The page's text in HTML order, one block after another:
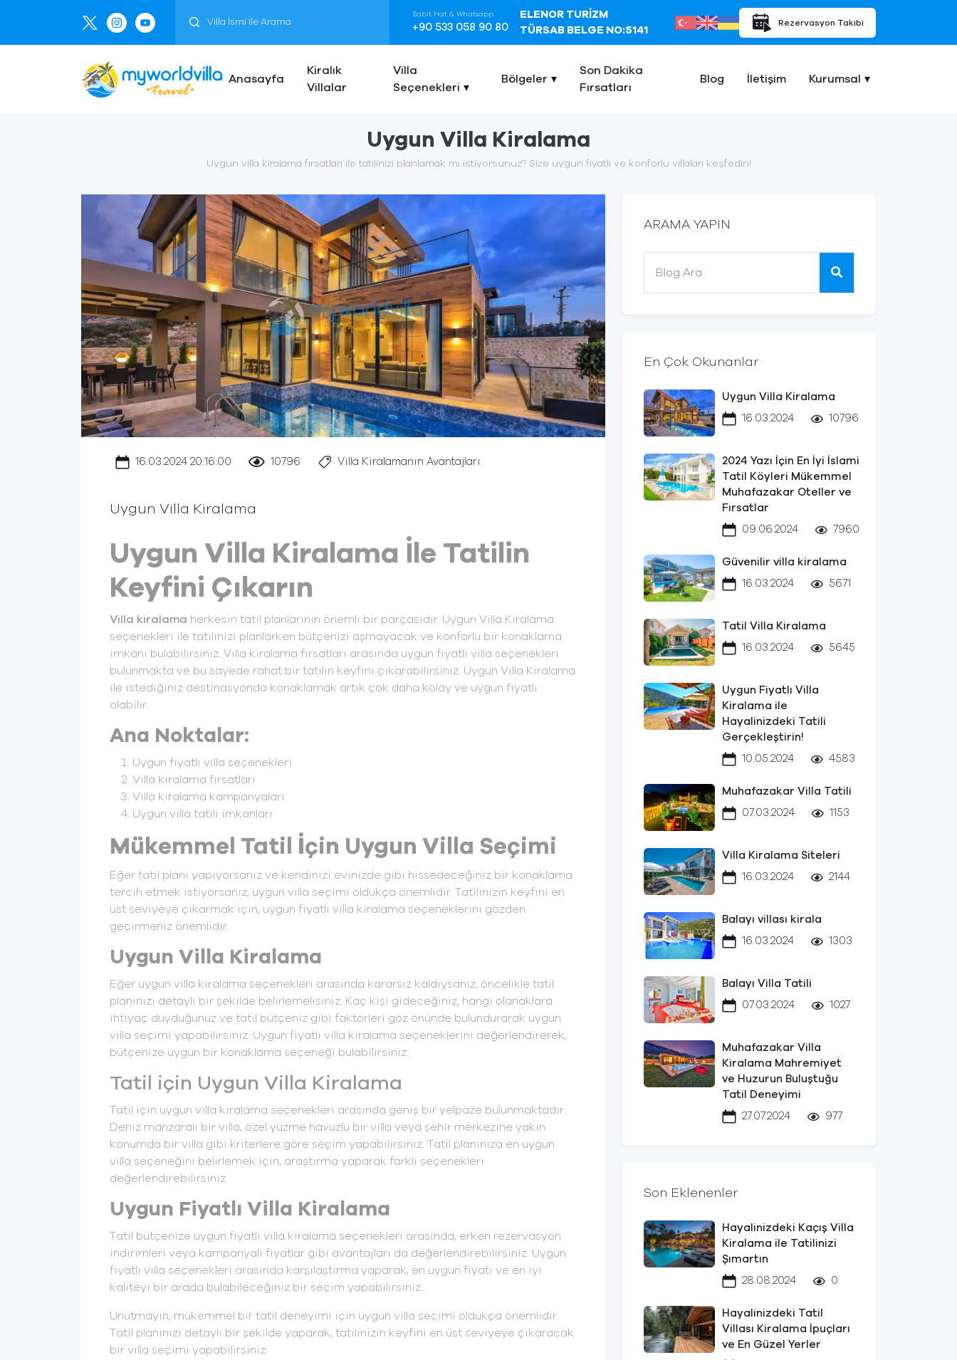
Sabit Hat & Whatsapp
+90 533 058 90 80
ELENOR TURİZM
TÜRSAB BELGE NO:5141
Rezervasyon Takibi
Anasayfa
Kiralık
Villalar
Villa
Seçenekleri
Bölgeler
Son Dakika
Fırsatları
Blog İletişim Kurumsal
Uygun Villa Kiralama
Uygun villa kiralama fırsatları ile tatilinizi planlamak mı istiyorsunuz? Size uygun fiyatlı ve konforlu villaları keşfedin!
16.03.2024 20:16:00 10796 Villa Kiralamanın Avantajları
Uygun Villa Kiralama
Uygun Villa Kiralama İle Tatilin
Keyfini Çıkarın
Villa kiralama herkesin tatil planlarının önemli bir parçasıdır. Uygun Villa Kiralama
seçenekleri ile tatilinizi planlarken bütçenizi aşmayacak ve konforlu bir konaklama
imkanı bulabilirsiniz. Villa kiralama fırsatları arasında uygun fiyatlı villa seçenekleri
bulunmakta ve bu sayede rahat bir tatilin keyfini çıkarabilirsiniz. Uygun Villa Kiralama
ile istediğiniz destinasyonda konaklamak artık çok daha kolay ve uygun fiyatlı
olabilir.
Ana Noktalar:
Uygun fiyatlı villa seçenekleri
Villa kiralama fırsatları
Villa kiralama kampanyaları
Uygun villa tatili imkanları
Mükemmel Tatil İçin Uygun Villa Seçimi
Eğer tatil planı yapıyorsanız ve kendinizi evinizde gibi hissedeceğiniz bir konaklama
tercih etmek istiyorsanız, uygun villa seçimi oldukça önemlidir. Tatilinizin keyfini en
üst seviyeye çıkarmak için, uygun fiyatlı villa kiralama seçeneklerini gözden
geçirmeniz önemlidir.
Uygun Villa Kiralama
Eğer uygun villa kiralama seçenekleri arasında kararsız kaldıysanız, öncelikle tatil
planınızı detaylı bir şekilde belirlemelisiniz. Kaç kişi gideceğiniz, hangi olanaklara
ihtiyaç duyduğunuz ve tatil bütçeniz gibi faktörleri göz önünde bulundurarak uygun
villa seçimi yapabilirsiniz. Uygun fiyatlı villa kiralama seçeneklerini değerlendirerek,
bütçenize uygun bir konaklama seçeneği bulabilirsiniz.
Tatil için Uygun Villa Kiralama
Tatil için uygun villa kiralama seçenekleri arasında geniş bir yelpaze bulunmaktadır.
Deniz manzaralı bir villa, özel yüzme havuzlu bir villa veya şehir merkezine yakın
konumda bir villa gibi kriterlere göre seçim yapabilirsiniz. Tatil planınıza en uygun
villa seçeneğini belirlemek için, araştırma yaparak farklı seçenekleri
değerlendirebilirsiniz.
Uygun Fiyatlı Villa Kiralama
Tatil bütçenize uygun fiyatlı villa kiralama seçenekleri arasında, erken rezervasyon
indirimleri veya kampanyalı fiyatlar gibi avantajları da değerlendirebilirsiniz. Uygun
fiyatlı villa seçenekleri arasında karşılaştırma yaparak, en uygun fiyatı ve en iyi
kaliteyi bir arada bulabileceğiniz bir seçim yapabilirsiniz.
Unutmayın, mükemmel bir tatil deneyimi için uygun villa seçimi oldukça önemlidir.
Tatil planınızı detaylı bir şekilde yaparak, tatilinizin keyfini en üst seviyeye çıkaracak
bir villa seçimi yapabilirsiniz.
ARAMA YAPIN
En Çok Okunanlar
Uygun Villa Kiralama
16.03.2024
10796
2024 Yazı İçin En İyi İslami
Tatil Köyleri Mükemmel
Muhafazakar Oteller ve
Fırsatlar
09.06.2024
7960
Güvenilir villa kiralama
16.03.2024
5671
Tatil Villa Kiralama
16.03.2024
5645
Uygun Fiyatlı Villa
Kiralama ile
Hayalinizdeki Tatili
Gerçekleştirin!
10.05.2024
4583
Muhafazakar Villa Tatili
07.03.2024
1153
Villa Kiralama Siteleri
16.03.2024
2144
Balayı villası kirala
16.03.2024
1303
Balayı Villa Tatili
07.03.2024
1027
Muhafazakar Villa
Kiralama Mahremiyet
ve Huzurun Buluştuğu
Tatil Deneyimi
27.07.2024
977
Son Eklenenler
Hayalinizdeki Kaçış Villa
Kiralama ile Tatilinizi
Şımartın
28.08.2024
0
Hayalinizdeki Tatil
Villası Kiralama İpuçları
ve En Güzel Yerler